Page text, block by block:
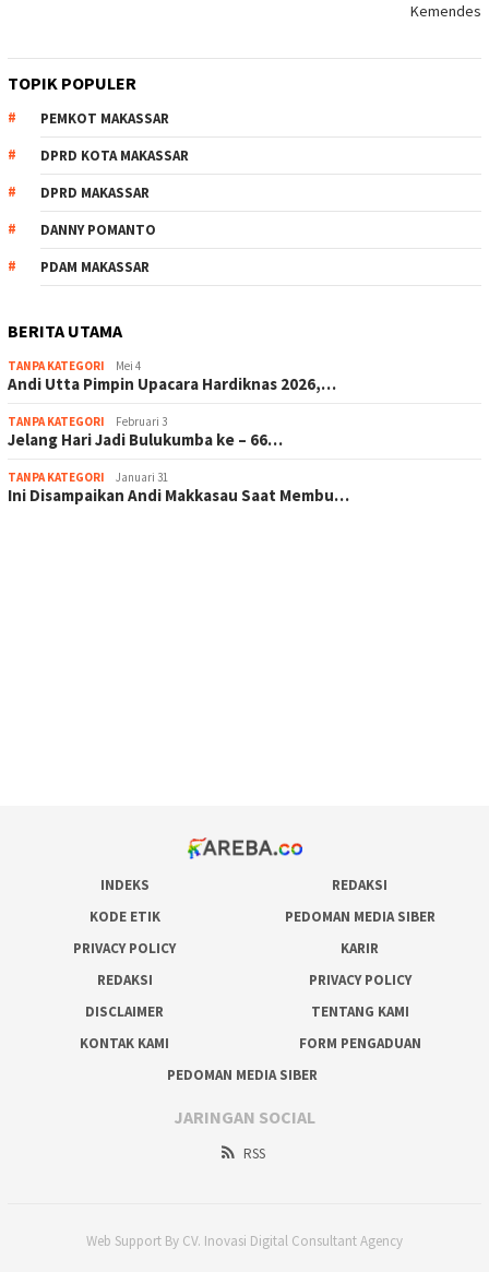
Kemendes
TOPIK POPULER
PEMKOT MAKASSAR
DPRD KOTA MAKASSAR
DPRD MAKASSAR
DANNY POMANTO
PDAM MAKASSAR
BERITA UTAMA
TANPA KATEGORI Mei 4
Andi Utta Pimpin Upacara Hardiknas 2026,…
TANPA KATEGORI Februari 3
Jelang Hari Jadi Bulukumba ke – 66…
TANPA KATEGORI Januari 31
Ini Disampaikan Andi Makkasau Saat Membu…
INDEKS
REDAKSI
KODE ETIK
PEDOMAN MEDIA SIBER
PRIVACY POLICY
KARIR
REDAKSI
PRIVACY POLICY
DISCLAIMER
TENTANG KAMI
KONTAK KAMI
FORM PENGADUAN
PEDOMAN MEDIA SIBER
JARINGAN SOCIAL
RSS
Web Support By CV. Inovasi Digital Consultant Agency